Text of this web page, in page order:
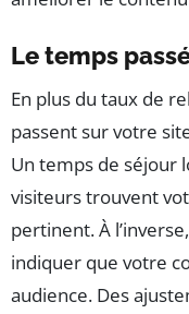
Le temps
En plus du taux de
passent sur votre
Un temps de séjour
visiteurs trouvent
pertinent. À
indiquer que votre
audience. Des